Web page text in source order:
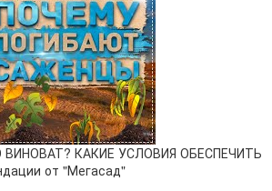
КАКИЕ УСЛОВИЯ ОБЕСПЕЧИТЬ
от "Мегасад"